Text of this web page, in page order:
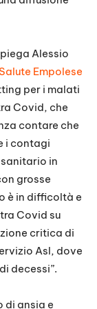
Alessio
Empolese
per i malati
Covid, che
contare che
i contagi
in
grosse
è in difficoltà e
Covid su
critica di
Asl, dove
decessi”.
di ansia e